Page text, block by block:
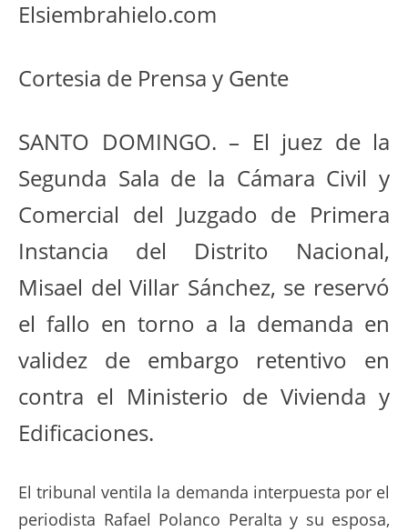
Elsiembrahielo.com
Cortesia de Prensa y Gente
SANTO DOMINGO. – El juez de la
Segunda Sala de la Cámara Civil y
Comercial del Juzgado de Primera
Instancia del Distrito Nacional,
Misael del Villar Sánchez, se reservó
el fallo en torno a la demanda en
validez de embargo retentivo en
contra el Ministerio de Vivienda y
Edificaciones.
El tribunal ventila la demanda interpuesta por el
periodista Rafael Polanco Peralta y su esposa,